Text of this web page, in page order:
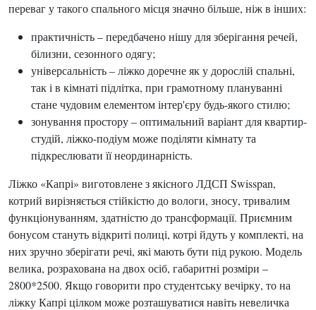
переваг у такого спального місця значно більше, ніж в інших:
практичність – передбачено нішу для зберігання речей,
білизни, сезонного одягу;
універсальність – ліжко доречне як у дорослій спальні,
так і в кімнаті підлітка, при грамотному плануванні
стане чудовим елементом інтер'єру будь-якого стилю;
зонування простору – оптимальний варіант для квартир-
студій, ліжко-подіум може поділяти кімнату та
підкреслювати її неординарність.
Ліжко «Капрі» виготовлене з якісного ЛДСП Swisspan,
котрий вирізняється стійкістю до вологи, зносу, тривалим
функціонуванням, здатністю до трансформації. Приємним
бонусом стануть відкриті полиці, котрі йдуть у комплекті, на
них зручно зберігати речі, які мають бути під рукою. Модель
велика, розрахована на двох осіб, габаритні розміри –
2800*2500. Якщо говорити про студентську вечірку, то на
ліжку Капрі цілком може розташуватися навіть невеличка